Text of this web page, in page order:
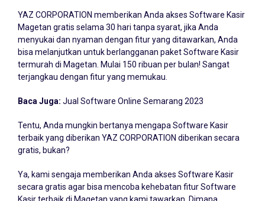
YAZ CORPORATION memberikan Anda akses Software Kasir
Magetan gratis selama 30 hari tanpa syarat, jika Anda
menyukai dan nyaman dengan fitur yang ditawarkan, Anda
bisa melanjutkan untuk berlangganan paket Software Kasir
termurah di Magetan. Mulai 150 ribuan per bulan! Sangat
terjangkau dengan fitur yang memukau.
Baca Juga: Jual Software Online Semarang 2023
Tentu, Anda mungkin bertanya mengapa Software Kasir
terbaik yang diberikan YAZ CORPORATION diberikan secara
gratis, bukan?
Ya, kami sengaja memberikan Anda akses Software Kasir
secara gratis agar bisa mencoba kehebatan fitur Software